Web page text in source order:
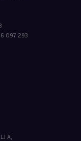
097 293
A,